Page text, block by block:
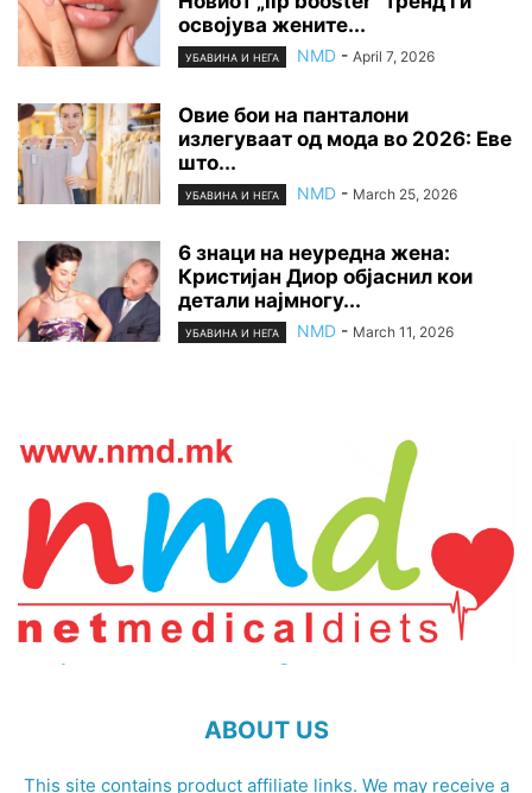
освојува жените...
УБАВИНА И НЕГА NMD - April 7, 2026
Овие бои на панталони
излегуваат од мода во 2026: Еве
што...
УБАВИНА И НЕГА NMD - March 25, 2026
6 знаци на неуредна жена:
Кристијан Диор објаснил кои
детали најмногу...
УБАВИНА И НЕГА NMD - March 11, 2026
ABOUT US
This site contains product affiliate links. We may receive a